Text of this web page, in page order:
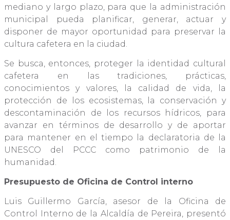
mediano y largo plazo, para que la administración
municipal pueda planificar, generar, actuar y
disponer de mayor oportunidad para preservar la
cultura cafetera en la ciudad.
Se busca, entonces, proteger la identidad cultural
cafetera en las tradiciones, prácticas,
conocimientos y valores, la calidad de vida, la
protección de los ecosistemas, la conservación y
descontaminación de los recursos hídricos, para
avanzar en términos de desarrollo y de aportar
para mantener en el tiempo la declaratoria de la
UNESCO del PCCC como patrimonio de la
humanidad.
Presupuesto de Oficina de Control interno
Luis Guillermo García, asesor de la Oficina de
Control Interno de la Alcaldía de Pereira, presentó